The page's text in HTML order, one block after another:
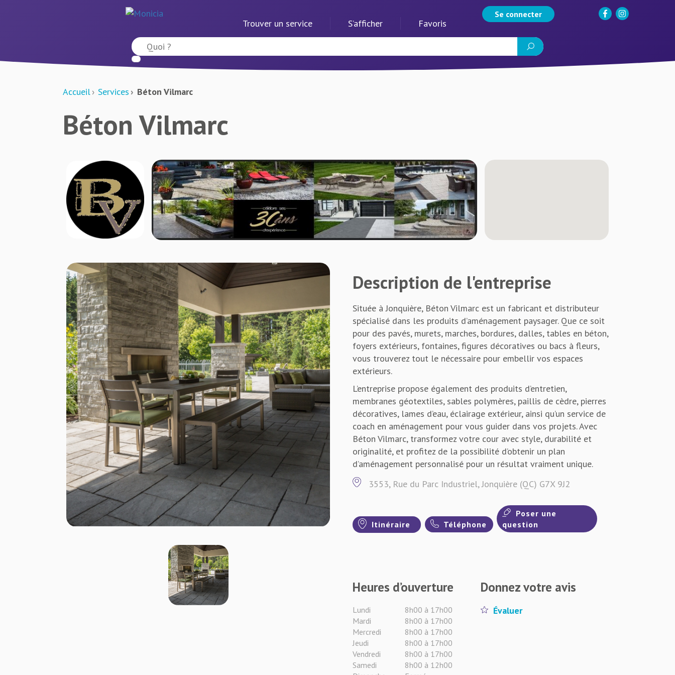
Se connecter
Trouver un service S’afficher Favoris
Accueil Services Béton Vilmarc
Béton Vilmarc
Description de l'entreprise
Située à Jonquière, Béton Vilmarc est un fabricant et distributeur
spécialisé dans les produits d’aménagement paysager. Que ce soit
pour des pavés, murets, marches, bordures, dalles, tables en béton,
foyers extérieurs, fontaines, figures décoratives ou bacs à fleurs,
vous trouverez tout le nécessaire pour embellir vos espaces
extérieurs.
L’entreprise propose également des produits d’entretien,
membranes géotextiles, sables polymères, paillis de cèdre, pierres
décoratives, lames d’eau, éclairage extérieur, ainsi qu’un service de
coach en aménagement pour vous guider dans vos projets. Avec
Béton Vilmarc, transformez votre cour avec style, durabilité et
originalité, et profitez de la possibilité d’obtenir un plan
d’aménagement personnalisé pour un résultat vraiment unique.
3553, Rue du Parc Industriel, Jonquière (QC) G7X 9J2
Itinéraire Téléphone
Poser une
question
Heures d’ouverture
Lundi
8h00 à 17h00
Mardi
8h00 à 17h00
Mercredi
8h00 à 17h00
Jeudi
8h00 à 17h00
Vendredi
8h00 à 17h00
Samedi
8h00 à 12h00
Donnez votre avis
Évaluer